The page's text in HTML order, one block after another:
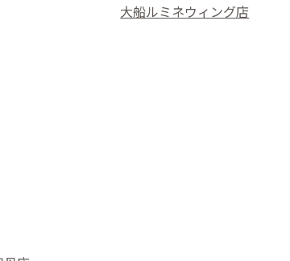
大船ルミネウィング店